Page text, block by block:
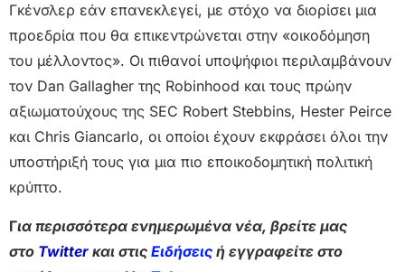
Γκένσλερ εάν επανεκλεγεί, με στόχο να διορίσει μια
προεδρία που θα επικεντρώνεται στην «οικοδόμηση
του μέλλοντος». Οι πιθανοί υποψήφιοι περιλαμβάνουν
τον Dan Gallagher της Robinhood και τους πρώην
αξιωματούχους της SEC Robert Stebbins, Hester Peirce
και Chris Giancarlo, οι οποίοι έχουν εκφράσει όλοι την
υποστήριξή τους για μια πιο εποικοδομητική πολιτική
κρύπτο.
Για περισσότερα ενημερωμένα νέα, βρείτε μας
στο Twitter και στις Ειδήσεις ή εγγραφείτε στο